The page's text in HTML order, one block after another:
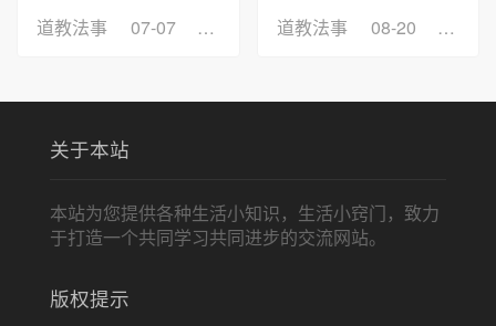
道教法事
07-07 浏览：7
道教法事
08-20 浏览
关于本站
本站为您提供各种生活小知识，生活小窍门，致力
于打造一个共同学习共同进步的交流网站。
版权提示